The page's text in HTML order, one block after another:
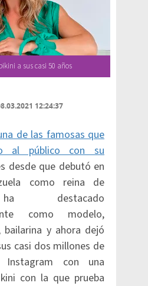
a sus casi 50 años
12:24:37
de las famosas que
al público con su
desde que debutó en
como reina de
destacado
como modelo,
bailarina y ahora dejó
casi dos millones de
Instagram con una
con la que prueba